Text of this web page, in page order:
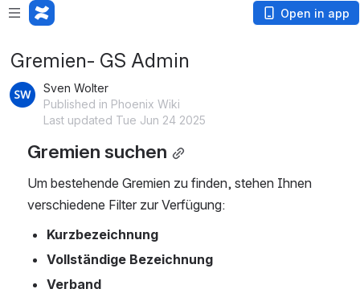
Open in app
Gremien- GS Admin
Sven Wolter
Published in Phoenix Wiki
Last updated Tue Jun 24 2025
Gremien suchen
Um bestehende Gremien zu finden, stehen Ihnen
verschiedene Filter zur Verfügung:
Kurzbezeichnung
Vollständige Bezeichnung
Verband